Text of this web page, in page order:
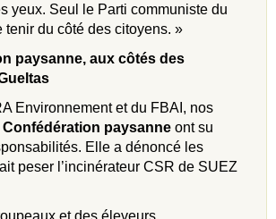
yeux. Seul le Parti communiste du
tenir du côté des citoyens. »
paysanne, aux côtés des
Environnement et du FBAI, nos
Confédération paysanne ont su
Elle a dénoncé les
peser l’incinérateur CSR de SUEZ
et des éleveurs,